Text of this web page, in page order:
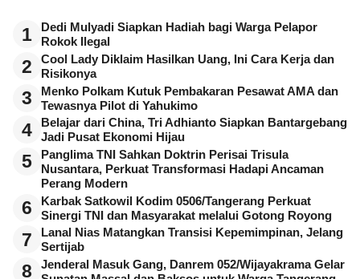
1
Dedi Mulyadi Siapkan Hadiah bagi Warga Pelapor
Rokok Ilegal
2
Cool Lady Diklaim Hasilkan Uang, Ini Cara Kerja dan
Risikonya
3
Menko Polkam Kutuk Pembakaran Pesawat AMA dan
Tewasnya Pilot di Yahukimo
4
Belajar dari China, Tri Adhianto Siapkan Bantargebang
Jadi Pusat Ekonomi Hijau
5
Panglima TNI Sahkan Doktrin Perisai Trisula
Nusantara, Perkuat Transformasi Hadapi Ancaman
Perang Modern
6
Karbak Satkowil Kodim 0506/Tangerang Perkuat
Sinergi TNI dan Masyarakat melalui Gotong Royong
7
Lanal Nias Matangkan Transisi Kepemimpinan, Jelang
Sertijab
8
Jenderal Masuk Gang, Danrem 052/Wijayakrama Gelar